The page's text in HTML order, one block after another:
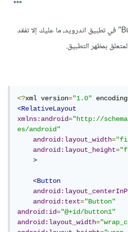
للتحكم في موضع الزر "Button" في تطبيق اندرويد، ما عليك إلا تفقد
<?xml version="1.0"
<RelativeLayout
xmlns:android="http://
es/android"
android:layout_width=
android:layout_height=
>
<Button
android:text="Button"
android:id="@+id/button1"
android:layout_width=